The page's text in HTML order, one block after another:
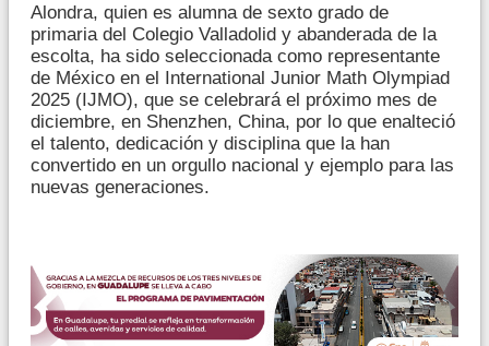
Alondra, quien es alumna de sexto grado de
primaria del Colegio Valladolid y abanderada de la
escolta, ha sido seleccionada como representante
de México en el International Junior Math Olympiad
2025 (IJMO), que se celebrará el próximo mes de
diciembre, en Shenzhen, China, por lo que enalteció
el talento, dedicación y disciplina que la han
convertido en un orgullo nacional y ejemplo para las
nuevas generaciones.